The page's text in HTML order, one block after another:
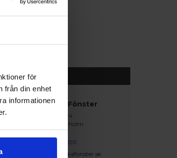
för
från din enhet
informationenNordiska Fönster
Lagegatan 24
262 71 Ängelholm
0431 - 37 14 00
info@nordiskafonster.se